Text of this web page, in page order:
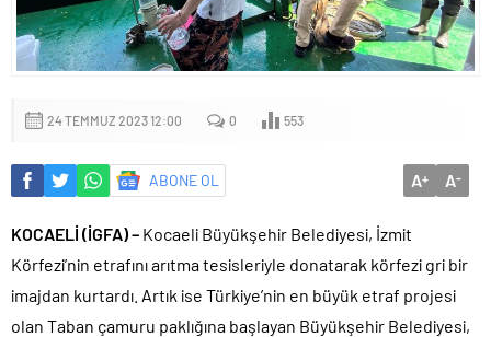
24 TEMMUZ 2023 12:00 0 553
ABONE OL A+ A-
KOCAELİ (İGFA) – Kocaeli Büyükşehir Belediyesi, İzmit
Körfezi’nin etrafını arıtma tesisleriyle donatarak körfezi gri bir
imajdan kurtardı. Artık ise Türkiye’nin en büyük etraf projesi
olan Taban çamuru paklığına başlayan Büyükşehir Belediyesi,